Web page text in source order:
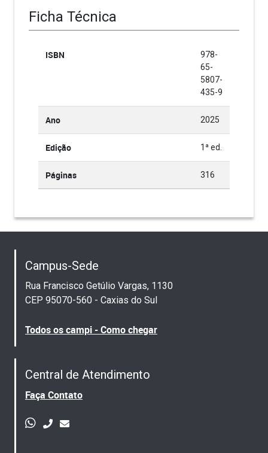
Ficha Técnica
ISBN
978-
65-
5807-
435-9
Ano 2025
Edição 1ª ed.
Páginas 316
Campus-Sede
Rua Francisco Getúlio Vargas, 1130
CEP 95070-560 - Caxias do Sul
Todos os campi - Como chegar
Central de Atendimento
Faça Contato